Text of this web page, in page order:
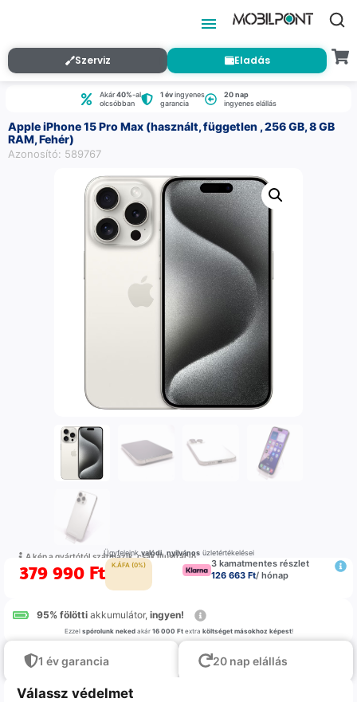
Szerviz Eladás
Akár40%-al
olcsóbban
1 évingyenes
garancia
20 nap
ingyenes elállás
Apple iPhone 15 Pro Max (használt, független , 256 GB, 8 GB
RAM, Fehér)
Azonosító: 589767
A kép a gyártótól származik, csak illustráció
Ügyfeleinkvalódi,nyilvánosüzletértékelései
379 990 Ft K.ÁFA (0%)
3 kamatmentes részlet
126 663 Ft/ hónap
95% fölötti akkumulátor, ingyen!
Ezzel spórolunk nekedakár 16 000 Ftextra költséget másokhoz képest!
1 év garancia 20 nap elállás
Válassz védelmet